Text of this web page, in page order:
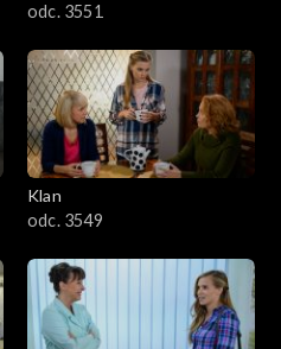
odc. 3551
Klan
odc. 3549